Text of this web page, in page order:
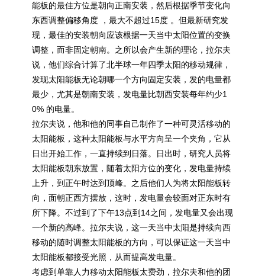
能板的最佳方位是朝向正南安装，然后根据季节变化向
东西调整偏移角度 ，最大不超过15度 。但最新研究发
现，最佳的安装朝向应该根据一天当中太阳位置的变换
调整，而非固定朝南。之所以会产生新的理论，拉尔夫
说，他们综合计算了北半球一年四季太阳的移动规律，
发现太阳能板无论朝哪一个方向固定安装，发的电量都
最少，尤其是朝南安装，发电量比朝西安装每年约少1
0% 的电量。
拉尔夫说，他和他的同事自己制作了一种可灵活移动的
太阳能板，这种太阳能板与水平方向呈一个夹角，它从
日出开始工作，一直持续到日落。日出时，研究人员将
太阳能板朝东放置，随着太阳方位的变化，发电量持续
上升，到正午时达到顶峰。之后他们人为将太阳能板转
向，面朝正西方摆放，这时，发电量会较面对正东时有
所下降。不过到了下午13点到14之间，发电量又会出现
一个新的高峰。拉尔夫说，这一天当中太阳是持续向西
移动的随时调整太阳能板的方向，可以保证这一天当中
太阳能板都接受光照，从而提高发电量。
考虑到单靠人力移动太阳能板太费劲，拉尔夫和他的团